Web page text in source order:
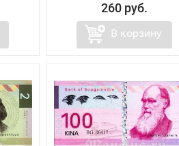
260 руб.
В корзину